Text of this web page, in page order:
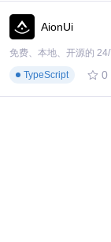
AionUi
TypeScript
0